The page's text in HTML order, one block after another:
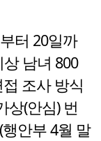
터 20일까
남녀 800
조사 방식
상(안심) 번
행안부 4월 말